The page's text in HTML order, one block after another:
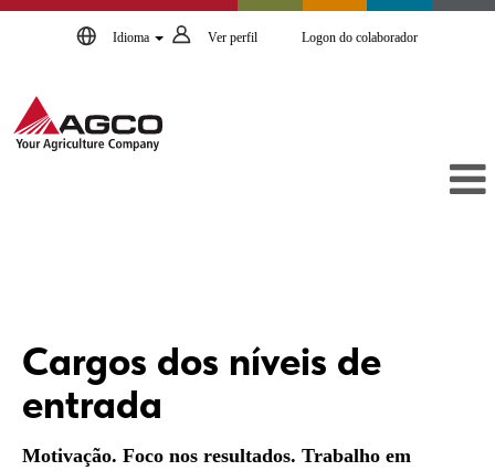
Idioma Ver perfil Logon do colaborador
níveis
entrada
Cargos dos níveis de
entrada
Motivação. Foco nos resultados. Trabalho em